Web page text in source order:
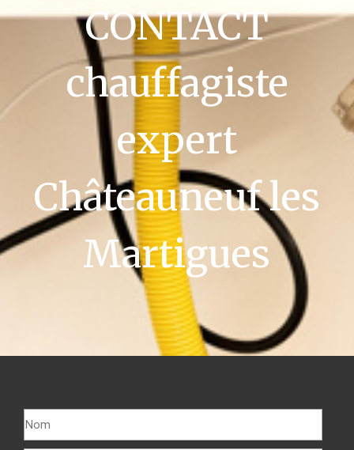
CONTACT
chauffagiste
expert
Châteauneuf les
Martigues